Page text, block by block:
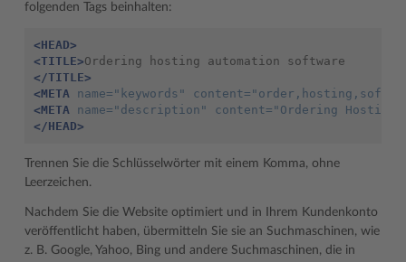
folgenden Tags beinhalten:
<HEAD>
<TITLE>
</TITLE>
<META name= "keywords" content=
<META name= "description" content= "Ordering Hosting
</HEAD>
Trennen Sie die Schlüsselwörter mit einem Komma, ohne
Leerzeichen.
Nachdem Sie die Website optimiert und in Ihrem Kundenkonto
veröffentlicht haben, übermitteln Sie sie an Suchmaschinen, wie
z. B. Google, Yahoo, Bing und andere Suchmaschinen, die in